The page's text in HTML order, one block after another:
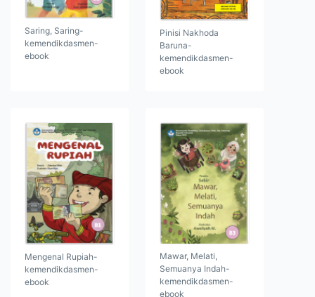
Saring, Saring-
kemendikdasmen-
ebook
Pinisi Nakhoda
Baruna-
kemendikdasmen-
ebook
Mengenal Rupiah-
kemendikdasmen-
ebook
Mawar, Melati,
Semuanya Indah-
kemendikdasmen-
ebook